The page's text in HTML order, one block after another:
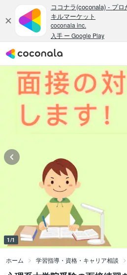
1/1
ホーム 学習指導・資格・キャリア相談